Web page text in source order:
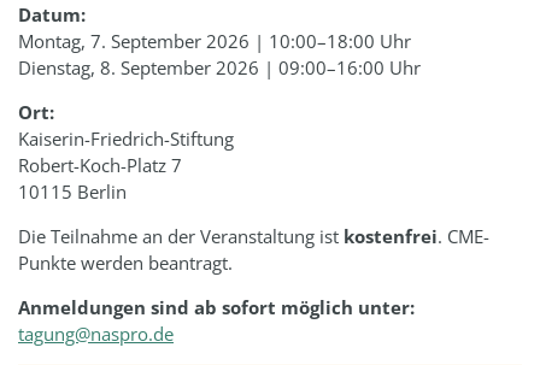
Datum:
Montag, 7. September 2026 | 10:00–18:00 Uhr
Dienstag, 8. September 2026 | 09:00–16:00 Uhr
Ort:
Kaiserin-Friedrich-Stiftung
Robert-Koch-Platz 7
10115 Berlin
Die Teilnahme an der Veranstaltung ist kostenfrei. CME-
Punkte werden beantragt.
Anmeldungen sind ab sofort möglich unter:
tagung@naspro.de